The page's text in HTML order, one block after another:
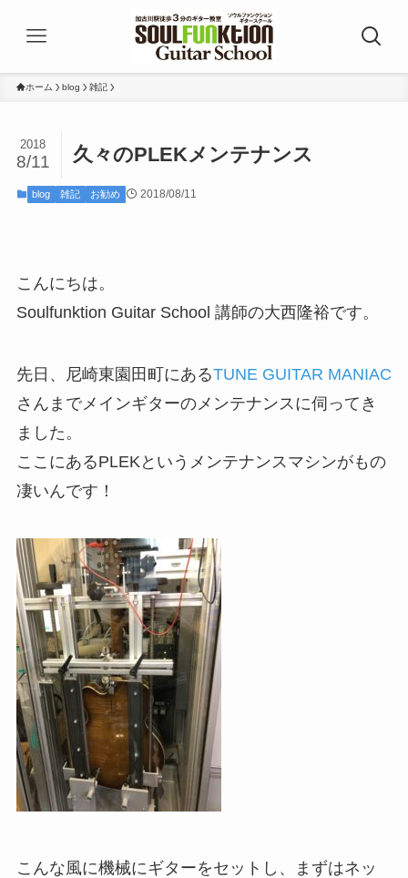
ホーム blog 雑記
久々のPLEKメンテナンス
2018
8/11
blog 雑記 お勧め 2018/08/11
こんにちは。
Soulfunktion Guitar School 講師の大西隆裕です。
先日、尼崎東園田町にあるTUNE GUITAR MANIAC
さんまでメインギターのメンテナンスに伺ってき
ました。
ここにあるPLEKというメンテナンスマシンがもの
凄いんです！
こんな風に機械にギターをセットし、まずはネッ